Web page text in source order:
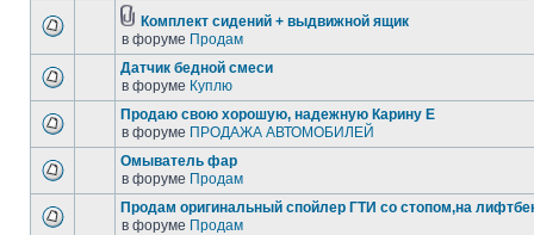
Комплект сидений + выдвижной ящик
в форуме Продам
Датчик бедной смеси
в форуме Куплю
Продаю свою хорошую, надежную Карину Е
в форуме ПРОДАЖА АВТОМОБИЛЕЙ
Омыватель фар
в форуме Продам
Продам оригинальный спойлер ГТИ со стопом,на
в форуме Продам